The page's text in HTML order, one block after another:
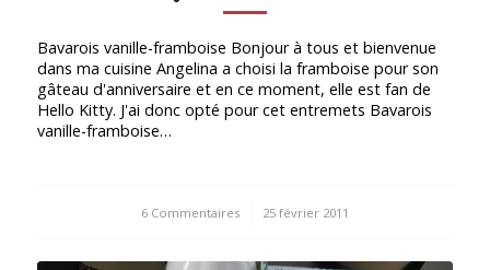
Bavarois vanille-framboise Bonjour à tous et bienvenue
dans ma cuisine Angelina a choisi la framboise pour son
gâteau d'anniversaire et en ce moment, elle est fan de
Hello Kitty. J'ai donc opté pour cet entremets Bavarois
vanille-framboise…
6 Commentaires
/ 25 février 2011